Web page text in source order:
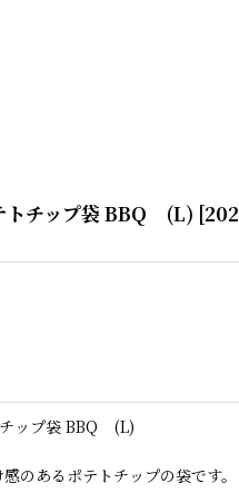
チップ袋 BBQ (L) [
ップ袋 BBQ (L)
のあるポテトチップの袋です。